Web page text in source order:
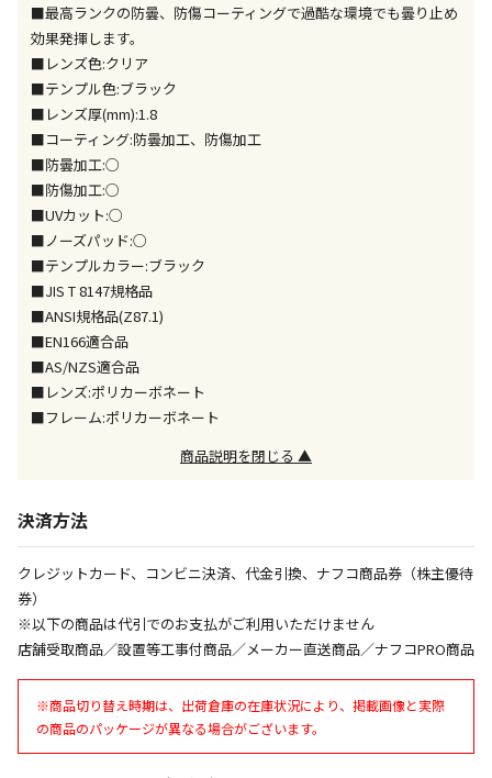
す
委託業者によりお届けする商品です
※ほか商品との同時購入はできません。お手数です
が、ご購入手続きを分けてお買い求めください
※支払い方法の代金引換は選択できません。
※電話注文はできません。
宅配のみでお届けする商品です（店舗受取は選択でき
ません）
※「宅配・店舗受取」「宅配のみ」マークの商品のみ
同時購入が可能です
午前9時までのご注文確定した商品については、当日に
出荷いたします。
ただし、メーカーの営業日に基づき出荷手続きを行う
ため、通常よりお時間をいただく場合がございます。
また、日曜・祝日や年末年始などの長期休業期間中
は、休業明けからの出荷対応となります。
設置工事代金も含まれた商品です
お見積商品です。金額・施工日はお打ち合わせの上、
エアコンの取付工事が必要な商品です。別途費用が発
■最高ランクの防曇、防傷コーティングで過酷な環境でも曇り止め
効果発揮します。
■レンズ色:クリア
■テンプル色:ブラック
■レンズ厚(mm):1.8
■コーティング:防曇加工、防傷加工
■防曇加工:○
■防傷加工:○
■UVカット:○
■ノーズパッド:○
■テンプルカラー:ブラック
■JIS T 8147規格品
■ANSI規格品(Z87.1)
■EN166適合品
■AS/NZS適合品
■レンズ:ポリカーボネート
■フレーム:ポリカーボネート
商品説明を閉じる ▲
決済方法
クレジットカード、コンビニ決済、代金引換、ナフコ商品券（株主優待
券）
※以下の商品は代引でのお支払がご利用いただけません
店舗受取商品／設置等工事付商品／メーカー直送商品／ナフコPRO商品
※商品切り替え時期は、出荷倉庫の在庫状況により、掲載画像と実際
の商品のパッケージが異なる場合がございます。